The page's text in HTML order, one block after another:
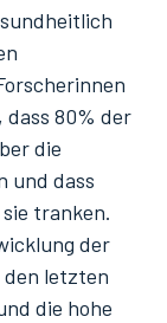
dass 80% der
die
und dass
tranken.
der
den letzten
die hohe